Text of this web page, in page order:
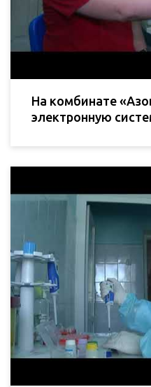
На комбинате
электронную